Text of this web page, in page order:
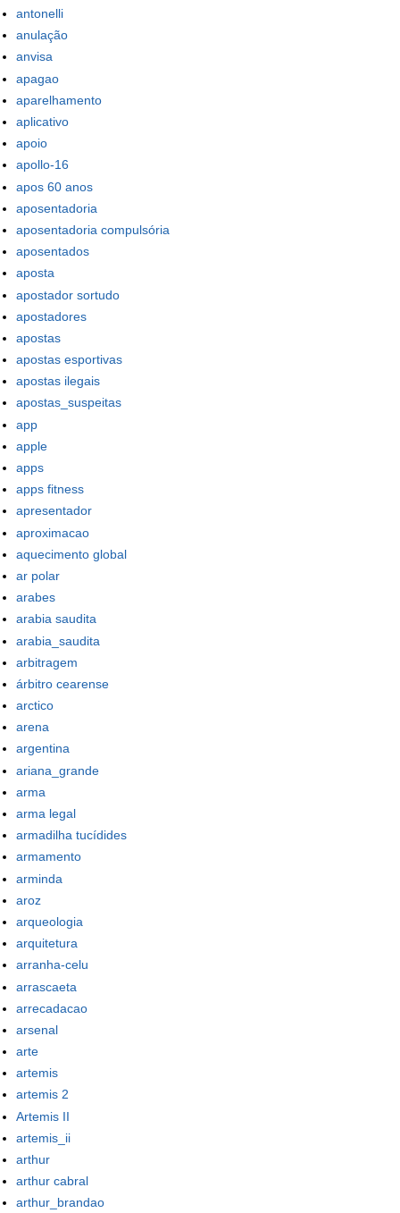
antonelli
anulação
anvisa
apagao
aparelhamento
aplicativo
apoio
apollo-16
apos 60 anos
aposentadoria
aposentadoria compulsória
aposentados
aposta
apostador sortudo
apostadores
apostas
apostas esportivas
apostas ilegais
apostas_suspeitas
app
apple
apps
apps fitness
apresentador
aproximacao
aquecimento global
ar polar
arabes
arabia saudita
arabia_saudita
arbitragem
árbitro cearense
arctico
arena
argentina
ariana_grande
arma
arma legal
armadilha tucídides
armamento
arminda
aroz
arqueologia
arquitetura
arranha-celu
arrascaeta
arrecadacao
arsenal
arte
artemis
artemis 2
Artemis II
artemis_ii
arthur
arthur cabral
arthur_brandao